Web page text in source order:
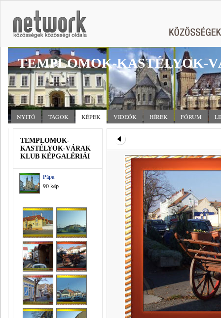
TEMPLOMOK-KASTÉLYOK-
NYITÓ TAGOK KÉPEK VIDEÓK HÍREK FÓRUM
TEMPLOMOK-
KASTÉLYOK-VÁRAK
KLUB KÉPGALÉRIÁI
Pápa
90 kép